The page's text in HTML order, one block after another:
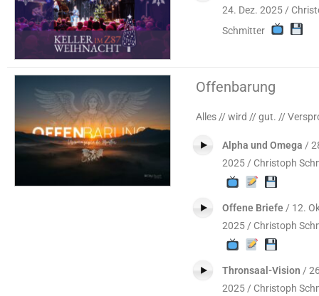
24. Dez. 2025 /
Schmitter
Offenbarung
Alles // wird // gut. //
Alpha und Omega /
2025 / Christoph
Offene Briefe / 12.
2025 / Christoph
Thronsaal-Vision /
2025 / Christoph